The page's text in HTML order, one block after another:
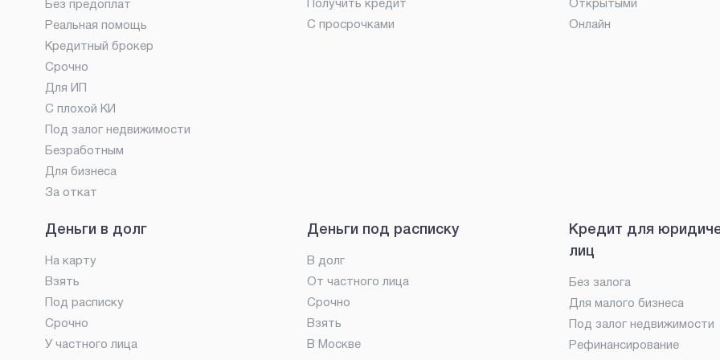
Без предоплат
Реальная помощь
Кредитный брокер
Срочно
Для ИП
С плохой КИ
Под залог недвижимости
Безработным
Для бизнеса
За откат
Получить кредит
С просрочками
Открытыми
Онлайн
Деньги в долг
На карту
Взять
Под расписку
Срочно
У частного лица
Деньги под расписку
В долг
От частного лица
Срочно
Взять
В Москве
Кредит для
лиц
Без залога
Для малого бизнеса
Под залог недвижимости
Рефинансирование